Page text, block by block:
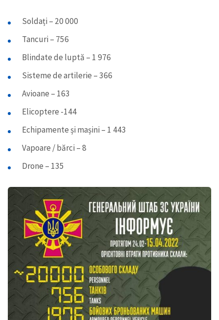
Soldați – 20 000
Tancuri – 756
Blindate de luptă – 1 976
Sisteme de artilerie – 366
Avioane – 163
Elicoptere -144
Echipamente și mașini – 1 443
Vapoare / bărci – 8
Drone – 135